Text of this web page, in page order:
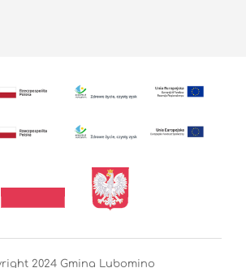
2024 Gmina Lubomino